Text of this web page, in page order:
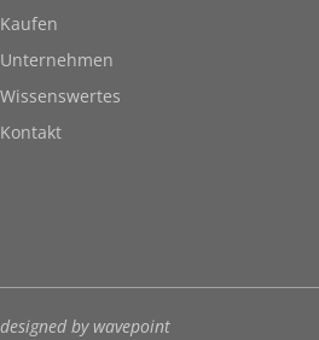
Kaufen
Unternehmen
Wissenswertes
Kontakt
designed by wavepoint